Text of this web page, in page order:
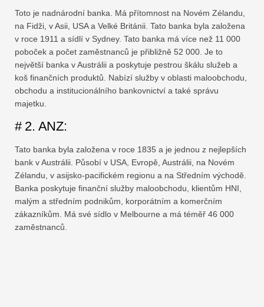
Toto je nadnárodní banka. Má přítomnost na Novém Zélandu,
na Fidži, v Asii, USA a Velké Británii. Tato banka byla založena
v roce 1911 a sídlí v Sydney. Tato banka má více než 11 000
poboček a počet zaměstnanců je přibližně 52 000. Je to
největší banka v Austrálii a poskytuje pestrou škálu služeb a
koš finančních produktů. Nabízí služby v oblasti maloobchodu,
obchodu a institucionálního bankovnictví a také správu
majetku.
# 2. ANZ:
Tato banka byla založena v roce 1835 a je jednou z nejlepších
bank v Austrálii. Působí v USA, Evropě, Austrálii, na Novém
Zélandu, v asijsko-pacifickém regionu a na Středním východě.
Banka poskytuje finanční služby maloobchodu, klientům HNI,
malým a středním podnikům, korporátním a komerčním
zákazníkům. Má své sídlo v Melbourne a má téměř 46 000
zaměstnanců.